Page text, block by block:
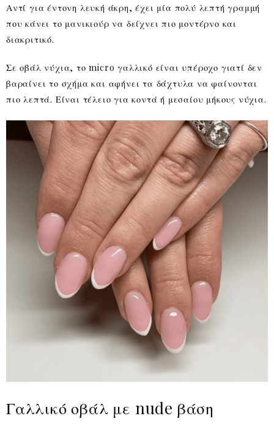
Αντί για έντονη λευκή άκρη, έχει μία πολύ λεπτή γραμμή
που κάνει το μανικιούρ να δείχνει πιο μοντέρνο και
διακριτικό.
Σε οβάλ νύχια, το micro γαλλικό είναι υπέροχο γιατί δεν
βαραίνει το σχήμα και αφήνει τα δάχτυλα να φαίνονται
πιο λεπτά. Είναι τέλειο για κοντά ή μεσαίου μήκους νύχια.
Γαλλικό οβάλ με nude βάση